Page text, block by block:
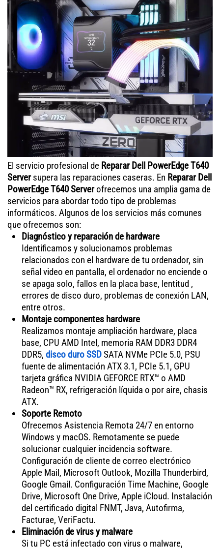
El servicio profesional de Reparar Dell PowerEdge T640
Serversupera las reparaciones caseras. En Reparar Dell
PowerEdge T640 Serverofrecemos una amplia gama de
servicios para abordar todo tipo de problemas
informáticos. Algunos de los servicios más comunes
que ofrecemos son:
Diagnóstico y reparación de hardware
Identificamos y solucionamos problemas
relacionados con el hardware de tu ordenador, sin
señal video en pantalla, el ordenador no enciende o
se apaga solo, fallos en la placa base, lentitud ,
errores de disco duro, problemas de conexión LAN,
entre otros.
Montaje componentes hardware
Realizamos montaje ampliación hardware, placa
base, CPU AMD Intel, memoria RAM DDR3 DDR4
DDR5, disco duro SSDSATA NVMe PCIe 5.0, PSU
fuente de alimentación ATX 3.1, PCIe 5.1, GPU
tarjeta gráfica NVIDIA GEFORCE RTX™ o AMD
Radeon™ RX, refrigeración líquida o por aire, chasis
ATX.
Soporte Remoto
Ofrecemos Asistencia Remota 24/7 en entorno
Windows y macOS. Remotamente se puede
solucionar cualquier incidencia software.
Configuración de cliente de correo electrónico
Apple Mail, Microsoft Outlook, Mozilla Thunderbird,
Google Gmail. Configuración Time Machine, Google
Drive, Microsoft One Drive, Apple iCloud. Instalación
del certificado digital FNMT, Java, Autofirma,
Facturae, VeriFactu.
Eliminación de virus y malware
Si tu PC está infectado con virus o malware,